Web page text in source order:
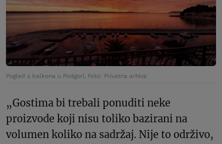
Pogled s balkona u Podgori, Foto: Privatna arhiva
„Gostima bi trebali ponuditi neke
proizvode koji nisu toliko bazirani na
volumen koliko na sadržaj. Nije to održivo,